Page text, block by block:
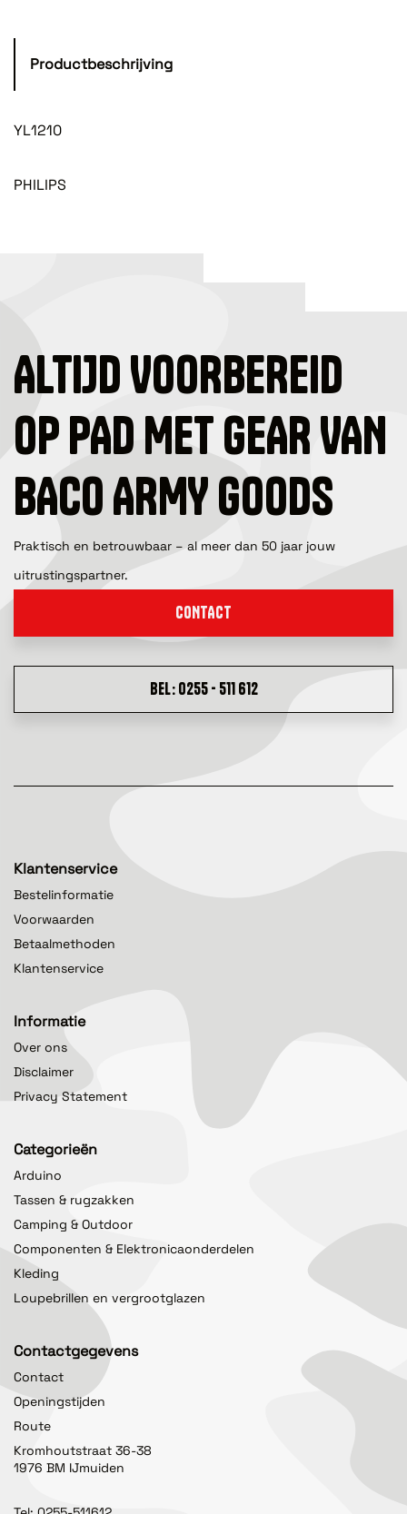
Productbeschrijving
YL1210
PHILIPS
ALTIJD VOORBEREID
OP PAD MET GEAR VAN
BACO ARMY GOODS
Praktisch en betrouwbaar – al meer dan 50 jaar jouw
uitrustingspartner.
CONTACT
BEL: 0255 - 511 612
Klantenservice
Bestelinformatie
Voorwaarden
Betaalmethoden
Klantenservice
Informatie
Over ons
Disclaimer
Privacy Statement
Categorieën
Arduino
Tassen & rugzakken
Camping & Outdoor
Componenten & Elektronicaonderdelen
Kleding
Loupebrillen en vergrootglazen
Contactgegevens
Contact
Openingstijden
Route
Kromhoutstraat 36-38
1976 BM IJmuiden